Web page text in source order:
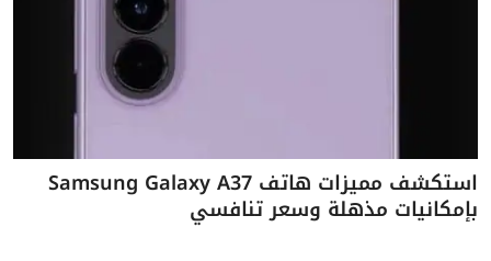
استكشف مميزات هاتف Samsung Galaxy A37
بإمكانيات مذهلة وسعر تنافسي